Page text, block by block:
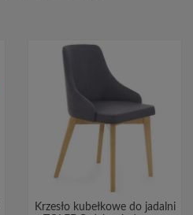
Krzesło kubełkowe do jadalni